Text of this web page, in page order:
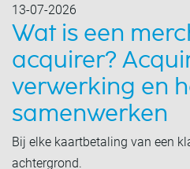
13-07-2026
Wat is een
acquirer?
verwerking en
samenwerken
Bij elke kaartbetaling van een
achtergrond.